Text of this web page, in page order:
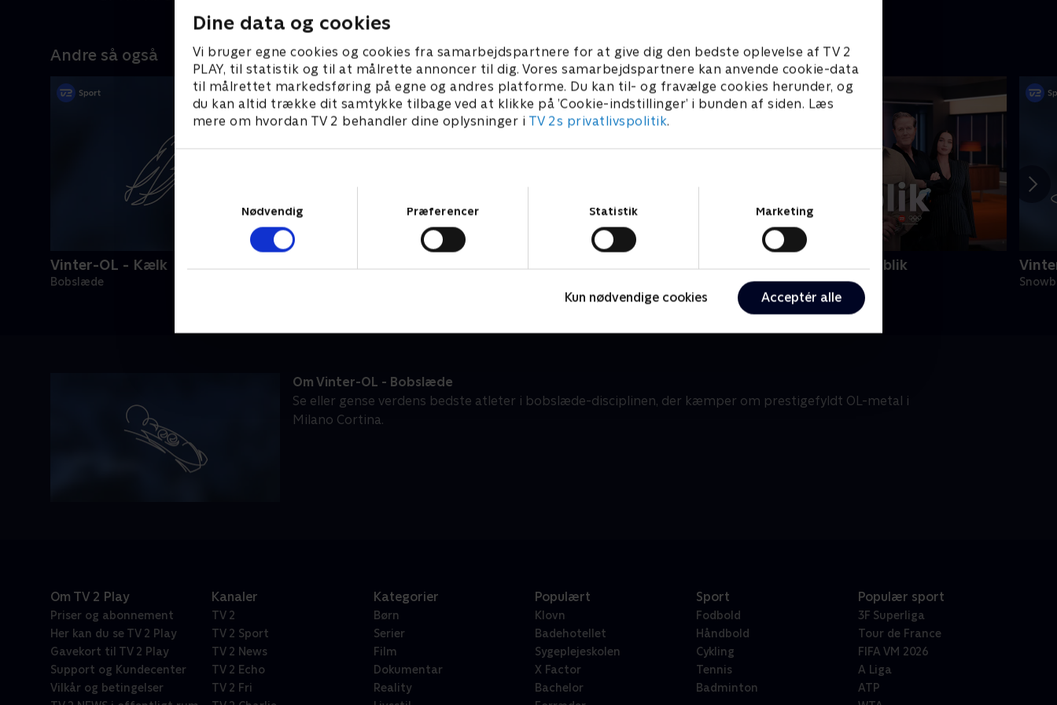
Dine data og cookies
Vi bruger egne cookies og cookies fra samarbejdspartnere for at give dig den bedste oplevelse af TV 2
PLAY, til statistik og til at målrette annoncer til dig. Vores samarbejdspartnere kan anvende cookie-data
til målrettet markedsføring på egne og andres platforme. Du kan til- og fravælge cookies herunder, og
du kan altid trække dit samtykke tilbage ved at klikke på ’Cookie-indstillinger’ i bunden af siden. Læs
mere om hvordan TV 2 behandler dine oplysninger i TV 2s privatlivspolitik.
Nødvendig
Præferencer Statistik Marketing
Kun nødvendige cookies Acceptér alle
Andre så også
Vinter-OL - Kælk
Bobslæde
Vinter-OL - Det kølige overblik
Om Vinter-OL - Bobslæde
Se eller gense verdens bedste atleter i bobslæde-disciplinen, der kæmper om prestigefyldt OL-metal i
Milano Cortina.
Om TV 2 Play
Priser og abonnement
Her kan du se TV 2 Play
Gavekort til TV 2 Play
Support og Kundecenter
Vilkår og betingelser
Kanaler
TV 2
TV 2 Sport
TV 2 News
TV 2 Echo
TV 2 Fri
Kategorier
Børn
Serier
Film
Dokumentar
Reality
Populært
Klovn
Badehotellet
Sygeplejeskolen
X Factor
Bachelor
Sport
Fodbold
Håndbold
Cykling
Tennis
Badminton
Populær sport
3F Superliga
Tour de France
FIFA VM 2026
A Liga
ATP